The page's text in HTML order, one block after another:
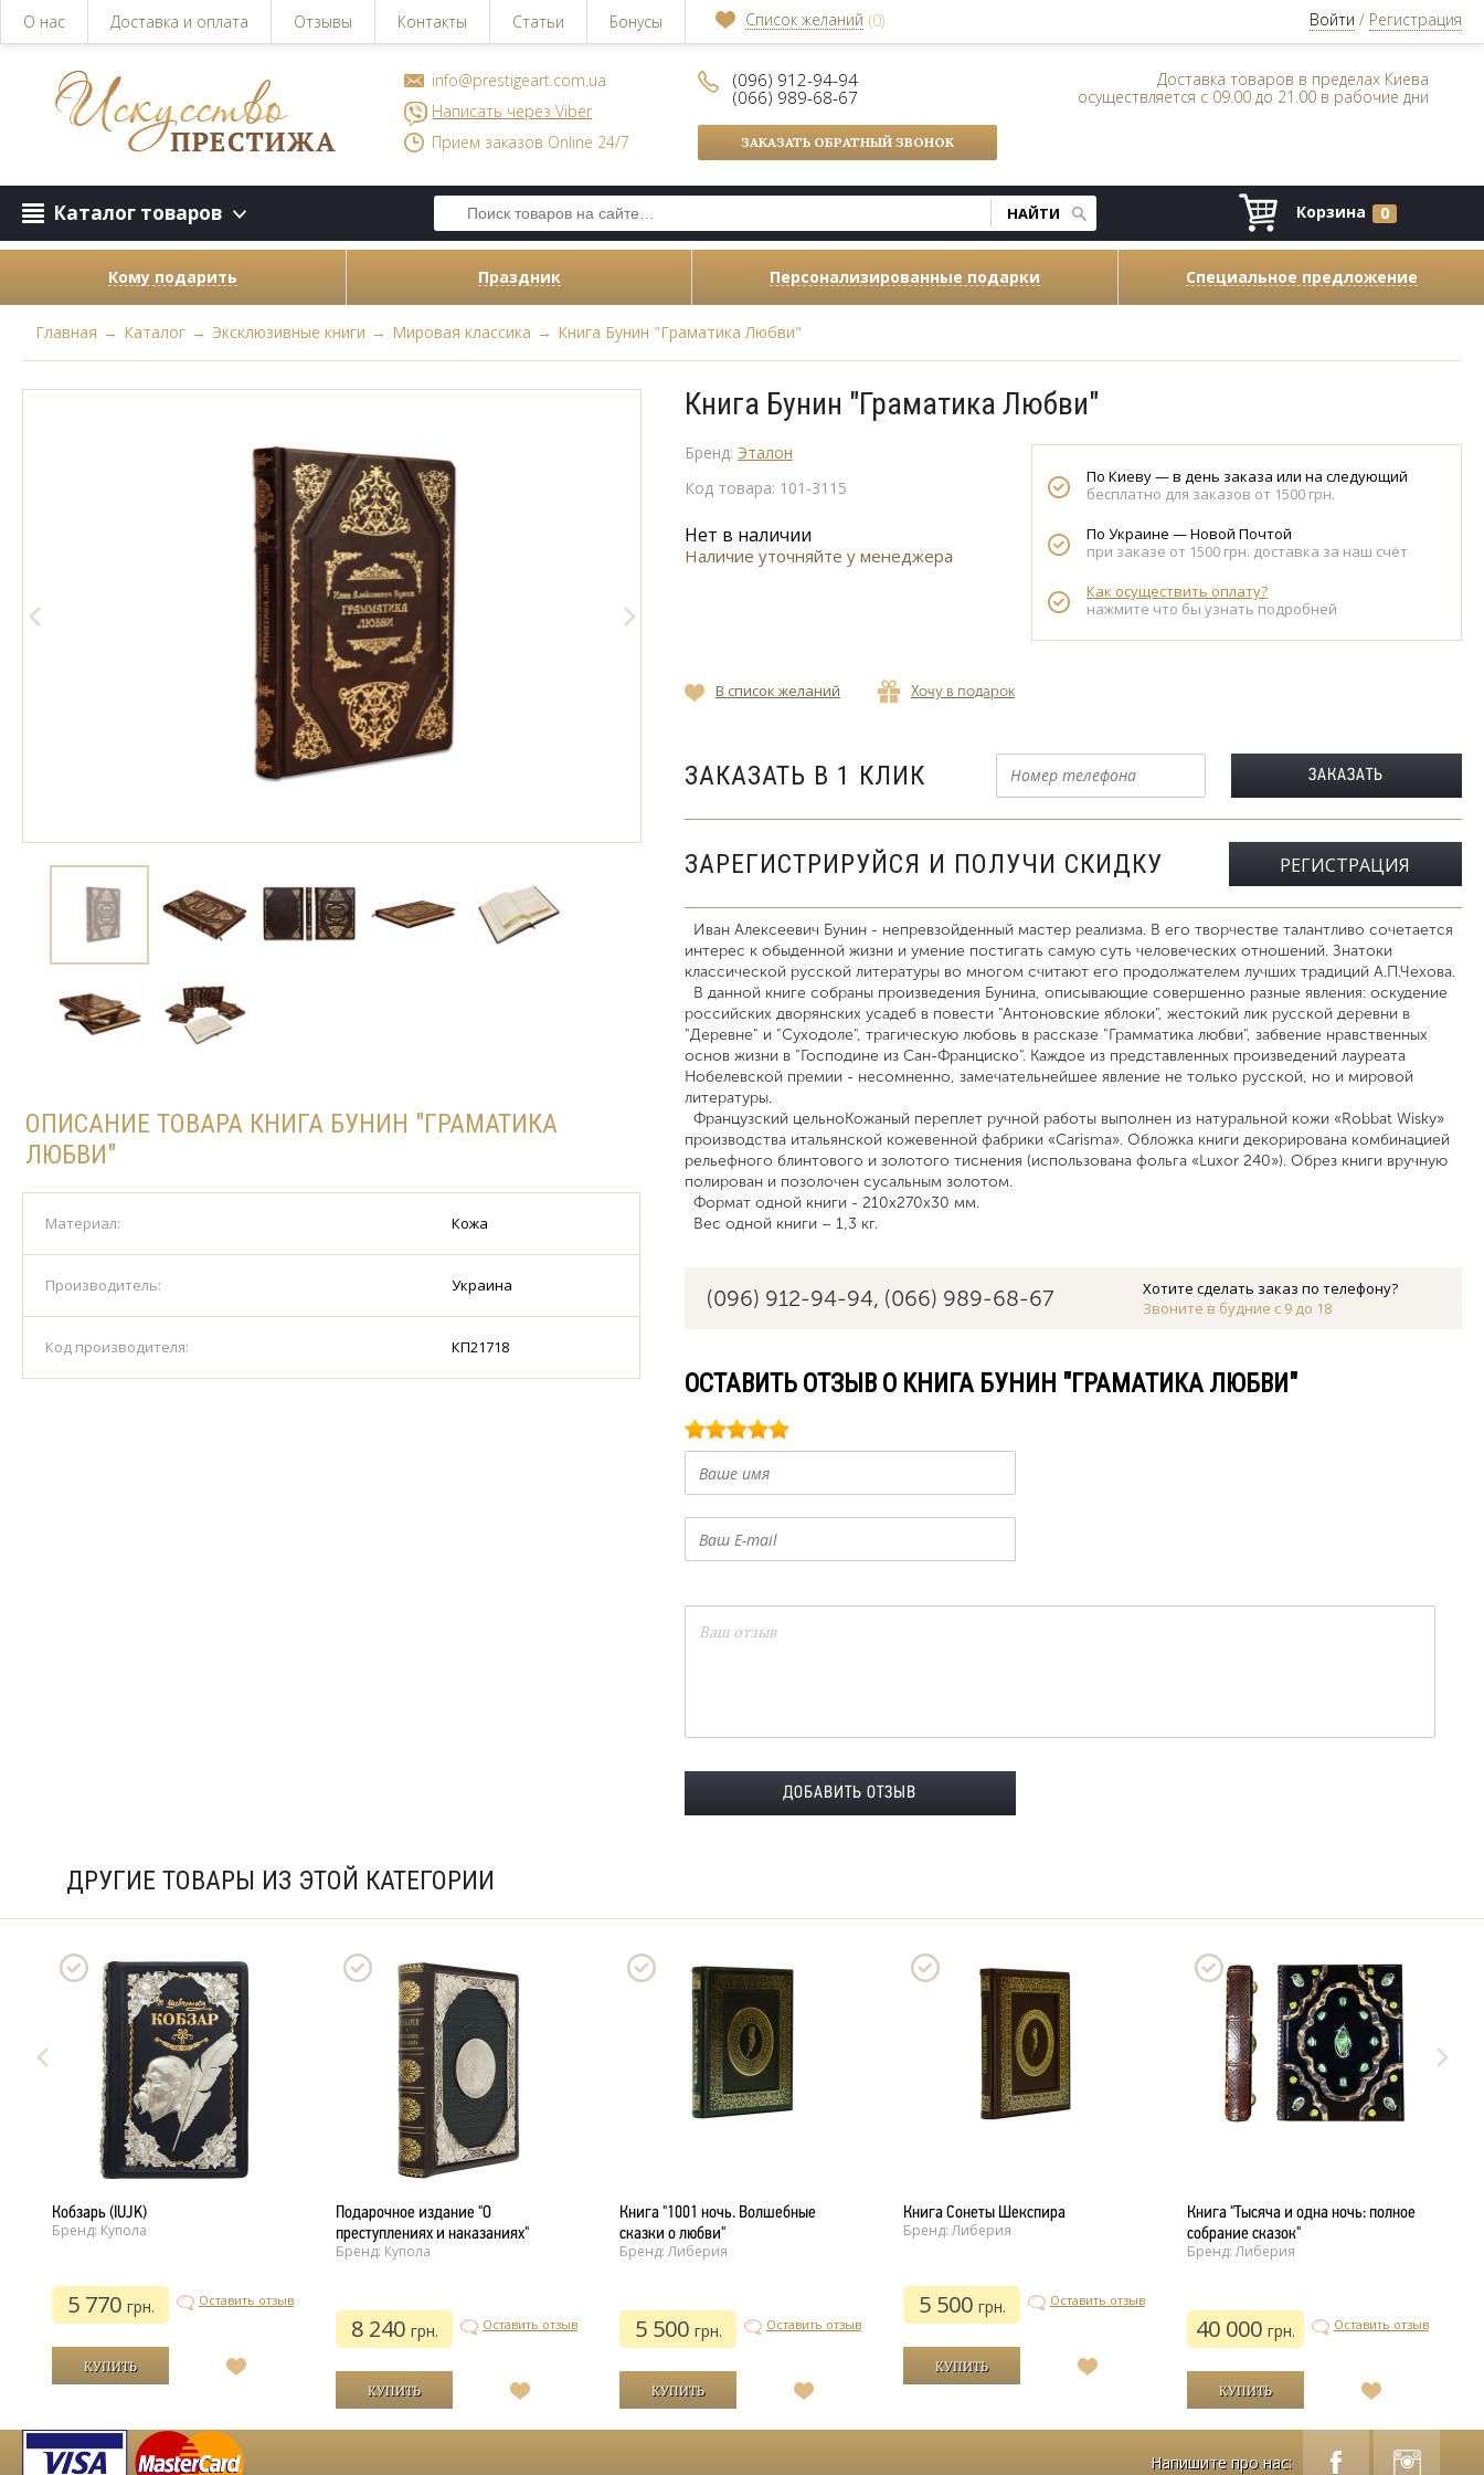
О нас Доставка и оплата Отзывы Контакты Статьи Бонусы Список желаний (0) Войти / Регистрация
info@prestigeart.com.ua
Написать через Viber
Прием заказов Online 24/7
(096) 912-94-94
(066) 989-68-67
ЗАКАЗАТЬ ОБРАТНЫЙ ЗВОНОК
Доставка товаров в пределах Киева
осуществляется с 09.00 до 21.00 в рабочие дни
Каталог товаров Корзина 0
Кому подарить Праздник Персонализированные подарки Специальное предложение
Главная → Каталог → Эксклюзивные книги → Мировая классика → Книга Бунин "Граматика Любви"
ОПИСАНИЕ ТОВАРА КНИГА БУНИН "ГРАМАТИКА
ЛЮБВИ"
Материал: Кожа
Производитель: Украина
Код производителя: КП21718
Книга Бунин "Граматика Любви"
Бренд: Эталон
Код товара: 101-3115
Нет в наличии
Наличие уточняйте у менеджера
По Киеву — в день заказа или на следующий
бесплатно для заказов от 1500 грн.
По Украине — Новой Почтой
при заказе от 1500 грн. доставка за наш счёт
Как осуществить оплату?
нажмите что бы узнать подробней
В список желаний Хочу в подарок
ЗАКАЗАТЬ В 1 КЛИК
ЗАРЕГИСТРИРУЙСЯ И ПОЛУЧИ СКИДКУ РЕГИСТРАЦИЯ
Иван Алексеевич Бунин - непревзойденный мастер реализма. В его творчестве талантливо сочетается
интерес к обыденной жизни и умение постигать самую суть человеческих отношений. Знатоки
классической русской литературы во многом считают его продолжателем лучших традиций А.П.Чехова.
В данной книге собраны произведения Бунина, описывающие совершенно разные явления: оскудение
российских дворянских усадеб в повести "Антоновские яблоки", жестокий лик русской деревни в
"Деревне" и "Суходоле", трагическую любовь в рассказе "Грамматика любви", забвение нравственных
основ жизни в "Господине из Сан-Франциско". Каждое из представленных произведений лауреата
Нобелевской премии - несомненно, замечательнейшее явление не только русской, но и мировой
литературы.
Французский цельноКожаный переплет ручной работы выполнен из натуральной кожи «Robbat Wisky»
производства итальянской кожевенной фабрики «Carisma». Обложка книги декорирована комбинацией
рельефного блинтового и золотого тиснения (использована фольга «Luxor 240»). Обрез книги вручную
полирован и позолочен сусальным золотом.
Формат одной книги - 210х270х30 мм.
Вес одной книги – 1,3 кг.
(096) 912-94-94, (066) 989-68-67
Хотите сделать заказ по телефону?
Звоните в будние с 9 до 18
ОСТАВИТЬ ОТЗЫВ О КНИГА БУНИН "ГРАМАТИКА ЛЮБВИ"
ДРУГИЕ ТОВАРЫ ИЗ ЭТОЙ КАТЕГОРИИ
Кобзарь (IUJK)
Бренд: Купола
5 770 грн. Оставить отзыв
Подарочное издание "О
преступлениях и наказаниях"
Бренд: Купола
8 240 грн. Оставить отзыв
Книга "1001 ночь. Волшебные
сказки о любви"
Бренд: Либерия
5 500 грн. Оставить отзыв
Книга Сонеты Шекспира
Бренд: Либерия
5 500 грн. Оставить отзыв
Книга "Тысяча и одна ночь: полное
собрание сказок"
Бренд: Либерия
40 000грн. Оставить отзыв
Напишите про нас: